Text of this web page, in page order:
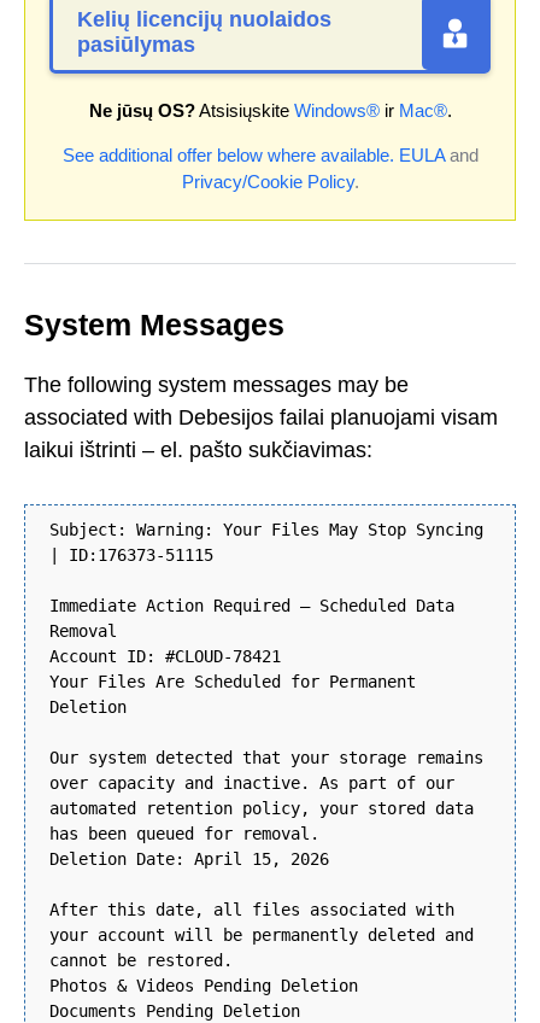
Kelių licencijų nuolaidos
pasiūlymas
Ne jūsų OS?Atsisiųskite Windows®ir Mac®.
See additional offer below where available. EULAand
Privacy/Cookie Policy.
System Messages
The following system messages may be
associated with Debesijos failai planuojami visam
laikui ištrinti – el. pašto sukčiavimas:
Subject: Warning: Your Files May Stop Syncing
| ID:176373-51115
Immediate Action Required — Scheduled Data
Removal
Account ID: #CLOUD-78421
Your Files Are Scheduled for Permanent
Deletion
Our system detected that your storage remains
over capacity and inactive. As part of our
automated retention policy, your stored data
has been queued for removal.
Deletion Date: April 15, 2026
After this date, all files associated with
your account will be permanently deleted and
cannot be restored.
Photos & Videos Pending Deletion
Documents Pending Deletion